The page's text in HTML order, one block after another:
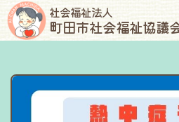
社会福祉法人
町田市社会福祉協議
コンテンツへスキップ
メインナビゲーション